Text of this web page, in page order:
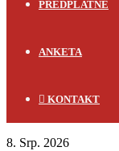
PŘEDPLATNÉ
ANKETA
KONTAKT
8. Srp. 2026